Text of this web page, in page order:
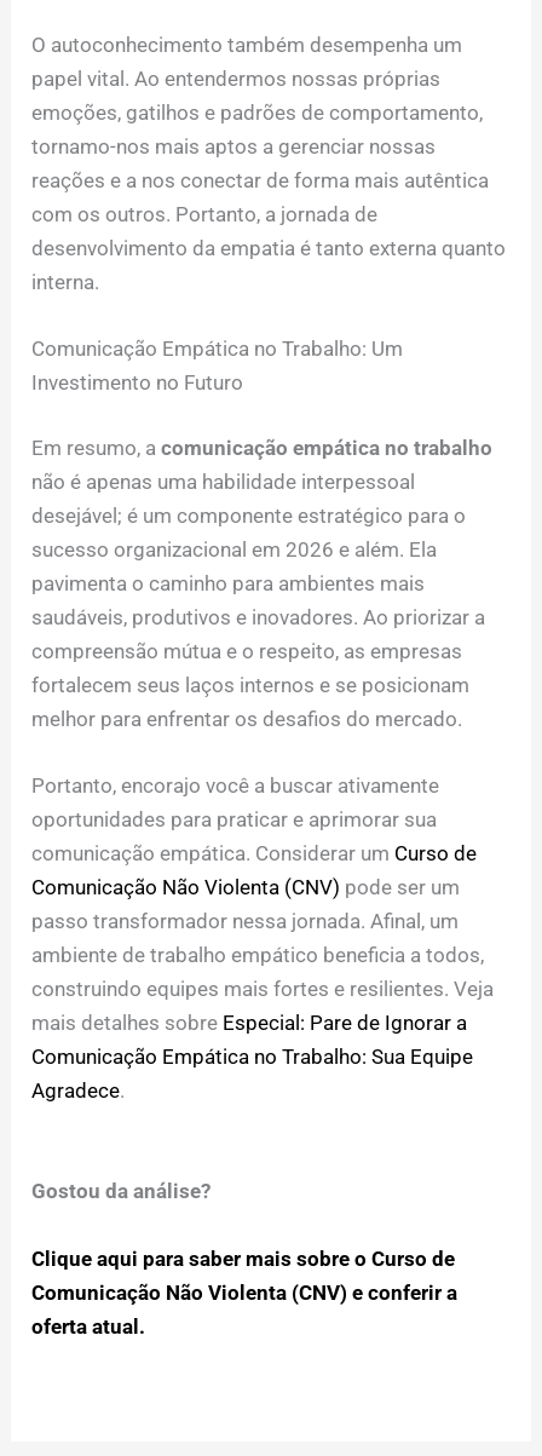
O autoconhecimento também desempenha um
papel vital. Ao entendermos nossas próprias
emoções, gatilhos e padrões de comportamento,
tornamo-nos mais aptos a gerenciar nossas
reações e a nos conectar de forma mais autêntica
com os outros. Portanto, a jornada de
desenvolvimento da empatia é tanto externa quanto
interna.
Comunicação Empática no Trabalho: Um
Investimento no Futuro
Em resumo, acomunicação empática no trabalho
não é apenas uma habilidade interpessoal
desejável; é um componente estratégico para o
sucesso organizacional em 2026 e além. Ela
pavimenta o caminho para ambientes mais
saudáveis, produtivos e inovadores. Ao priorizar a
compreensão mútua e o respeito, as empresas
fortalecem seus laços internos e se posicionam
melhor para enfrentar os desafios do mercado.
Portanto, encorajo você a buscar ativamente
oportunidades para praticar e aprimorar sua
comunicação empática. Considerar um Curso de
Comunicação Não Violenta (CNV) pode ser um
passo transformador nessa jornada. Afinal, um
ambiente de trabalho empático beneficia a todos,
construindo equipes mais fortes e resilientes. Veja
mais detalhes sobre Especial: Pare de Ignorar a
Comunicação Empática no Trabalho: Sua Equipe
Agradece.
Gostou da análise?
Clique aqui para saber mais sobre o Curso de
Comunicação Não Violenta (CNV) e conferir a
oferta atual.